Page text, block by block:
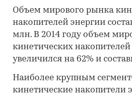
Объем мирового рынка
накопителей энергии
млн. В 2014 году объем
кинетических
увеличился на 62% и
Наиболее крупным
кинетические накопители